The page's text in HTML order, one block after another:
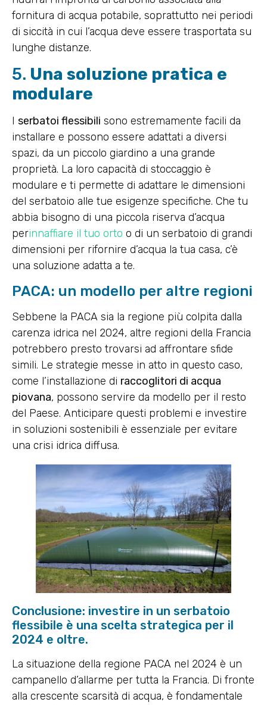
fornitura di acqua potabile, soprattutto nei periodi
di siccità in cui l’acqua deve essere trasportata su
lunghe distanze.
5. Una soluzione pratica e
modulare
I serbatoi flessibili sono estremamente facili da
installare e possono essere adattati a diversi
spazi, da un piccolo giardino a una grande
proprietà. La loro capacità di stoccaggio è
modulare e ti permette di adattare le dimensioni
del serbatoio alle tue esigenze specifiche. Che tu
abbia bisogno di una piccola riserva d’acqua
perinnaffiare il tuo orto o di un serbatoio di grandi
dimensioni per rifornire d’acqua la tua casa, c’è
una soluzione adatta a te.
PACA: un modello per altre regioni
Sebbene la PACA sia la regione più colpita dalla
carenza idrica nel 2024, altre regioni della Francia
potrebbero presto trovarsi ad affrontare sfide
simili. Le strategie messe in atto in questo caso,
come l’installazione di raccoglitori di acqua
piovana, possono servire da modello per il resto
del Paese. Anticipare questi problemi e investire
in soluzioni sostenibili è essenziale per evitare
una crisi idrica diffusa.
Conclusione: investire in un serbatoio
flessibile è una scelta strategica per il
2024 e oltre.
La situazione della regione PACA nel 2024 è un
campanello d’allarme per tutta la Francia. Di fronte
alla crescente scarsità di acqua, è fondamentale